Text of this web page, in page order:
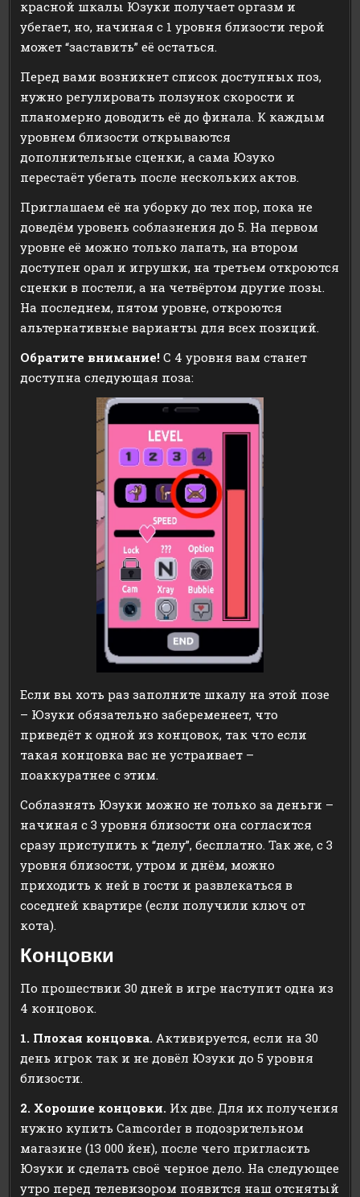
красной шкалы Юзуки получает оргазм и
убегает, но, начиная с 1 уровня близости герой
может “заставить” её остаться.
Перед вами возникнет список доступных поз,
нужно регулировать ползунок скорости и
планомерно доводить её до финала. К каждым
уровнем близости открываются
дополнительные сценки, а сама Юзуко
перестаёт убегать после нескольких актов.
Приглашаем её на уборку до тех пор, пока не
доведём уровень соблазнения до 5. На первом
уровне её можно только лапать, на втором
доступен орал и игрушки, на третьем откроются
сценки в постели, а на четвёртом другие позы.
На последнем, пятом уровне, откроются
альтернативные варианты для всех позиций.
Обратите внимание! С 4 уровня вам станет
доступна следующая поза:
Если вы хоть раз заполните шкалу на этой позе
– Юзуки обязательно забеременеет, что
приведёт к одной из концовок, так что если
такая концовка вас не устраивает –
поаккуратнее с этим.
Соблазнять Юзуки можно не только за деньги –
начиная с 3 уровня близости она согласится
сразу приступить к “делу”, бесплатно. Так же, с 3
уровня близости, утром и днём, можно
приходить к ней в гости и развлекаться в
соседней квартире (если получили ключ от
кота).
Концовки
По прошествии 30 дней в игре наступит одна из
4 концовок.
1. Плохая концовка. Активируется, если на 30
день игрок так и не довёл Юзуки до 5 уровня
близости.
2. Хорошие концовки. Их две. Для их получения
нужно купить Camcorder в подозрительном
магазине (13 000 йен), после чего пригласить
Юзуки и сделать своё черное дело. На следующее
утро перед телевизором появится наш отснятый